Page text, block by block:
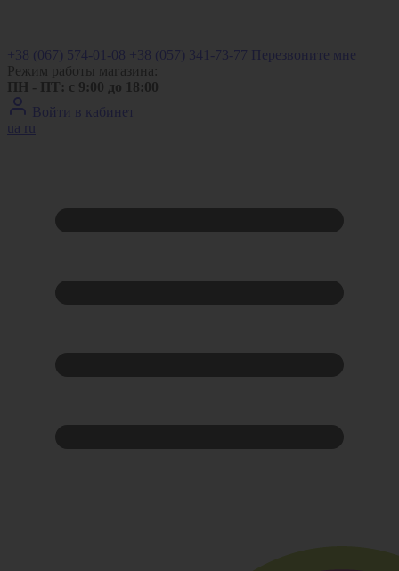
+38 (067) 574-01-08 +38 (057) 341-73-77 Перезвоните мне
Режим работы магазина:
ПН - ПТ: с 9:00 до 18:00
Войти в кабинет
ua
ru